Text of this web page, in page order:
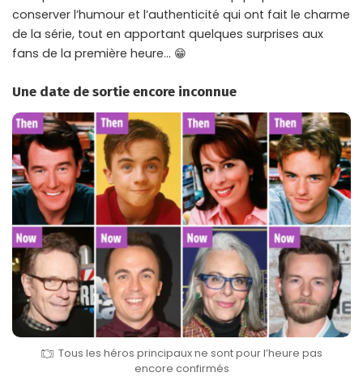
conserver l’humour et l’authenticité qui ont fait le charme
de la série, tout en apportant quelques surprises aux
fans de la première heure… 😁
Une date de sortie encore inconnue
Tous les héros principaux ne sont pour l’heure pas
encore confirmés